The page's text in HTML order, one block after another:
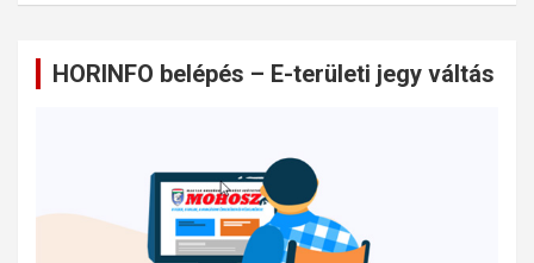
HORINFO belépés – E-területi jegy váltás